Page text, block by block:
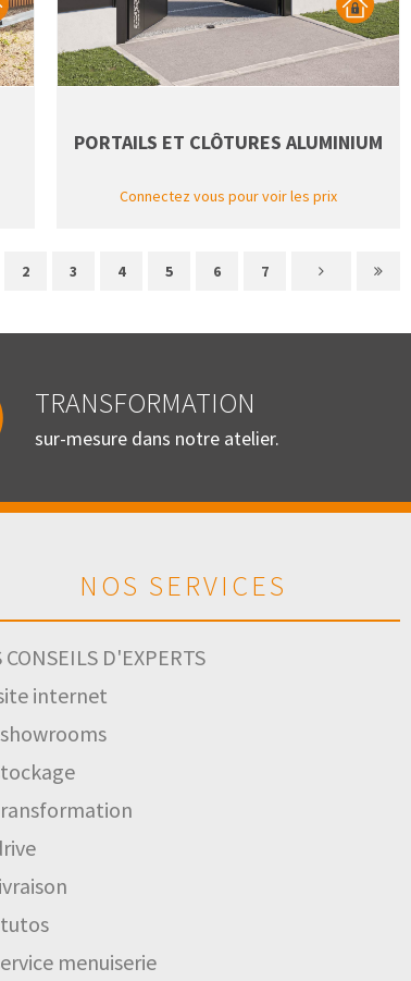
PORTAILS ET CLÔTURES ALUMINIUM
Connectez vous pour voir les prix
2 3 4 5 6 7
TRANSFORMATION
sur-mesure dans notre atelier.
NOS SERVICES
CONSEILS D'EXPERTS
internet
tutos
menuiserie